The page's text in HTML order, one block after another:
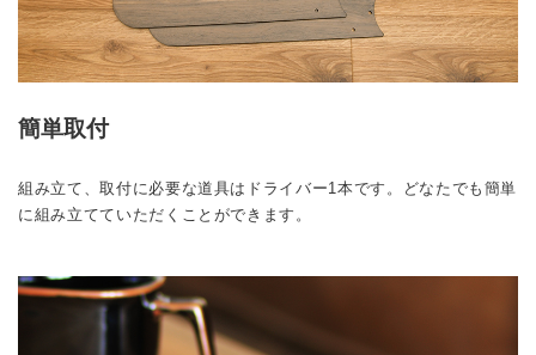
簡単取付
組み立て、取付に必要な道具はドライバー1本です。どなたでも簡単
に組み立てていただくことができます。